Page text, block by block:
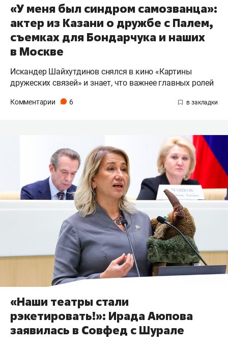
«У меня был синдром самозванца»:
актер из Казани о дружбе с Палем,
съемках для Бондарчука и наших
в Москве
Искандер Шайхутдинов снялся в кино «Картины
дружеских связей» и знает, что важнее главных ролей
Комментарии 6
«Наши театры стали
рэкетировать!»: Ирада Аюпова
заявилась в Совфед с Шурале